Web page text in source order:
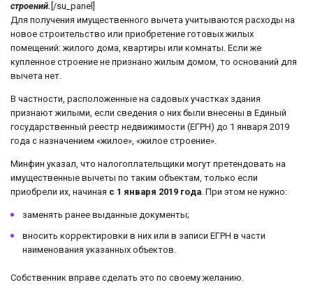
строений. [/su_panel]
Для получения имущественного вычета учитываются расходы на
новое строительство или приобретение готовых жилых
помещений: жилого дома, квартиры или комнаты. Если же
купленное строение не признано жилым домом, то оснований для
вычета нет.
В частности, расположенные на садовых участках здания
признают жилыми, если сведения о них были внесены в Единый
государственный реестр недвижимости (ЕГРН) до 1 января 2019
года с назначением «жилое», «жилое строение».
Минфин указал, что налогоплательщики могут претендовать на
имущественные вычеты по таким объектам, только если
приобрели их, начиная с 1 января 2019 года. При этом не нужно:
заменять ранее выданные документы;
вносить корректировки в них или в записи ЕГРН в части
наименования указанных объектов.
Собственник вправе сделать это по своему желанию.